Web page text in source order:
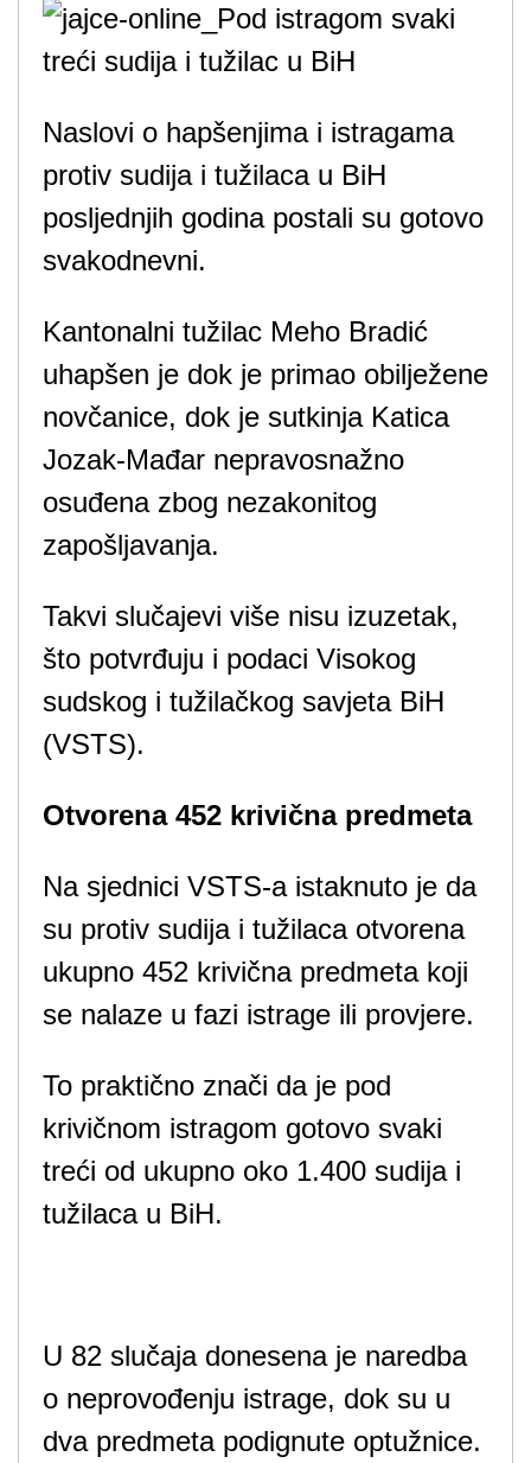
Naslovi o hapšenjima i istragama
protiv sudija i tužilaca u BiH
posljednjih godina postali su gotovo
svakodnevni.
Kantonalni tužilac Meho Bradić
uhapšen je dok je primao obilježene
novčanice, dok je sutkinja Katica
Jozak-Mađar nepravosnažno
osuđena zbog nezakonitog
zapošljavanja.
Takvi slučajevi više nisu izuzetak,
što potvrđuju i podaci Visokog
sudskog i tužilačkog savjeta BiH
(VSTS).
Otvorena 452 krivična predmeta
Na sjednici VSTS-a istaknuto je da
su protiv sudija i tužilaca otvorena
ukupno 452 krivična predmeta koji
se nalaze u fazi istrage ili provjere.
To praktično znači da je pod
krivičnom istragom gotovo svaki
treći od ukupno oko 1.400 sudija i
tužilaca u BiH.
U 82 slučaja donesena je naredba
o neprovođenju istrage, dok su u
dva predmeta podignute optužnice.